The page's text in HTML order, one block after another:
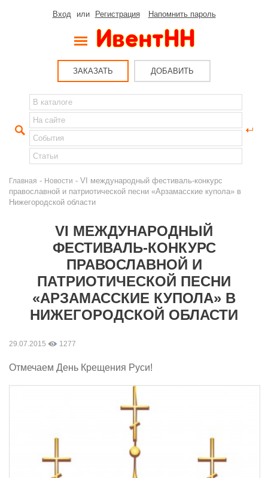
Вход или Регистрация Напомнить пароль
ЗАКАЗАТЬ ДОБАВИТЬ
Главная - Новости - VI международный фестиваль-конкурс
православной и патриотической песни «Арзамасские купола» в
Нижегородской области
VI МЕЖДУНАРОДНЫЙ
ФЕСТИВАЛЬ-КОНКУРС
ПРАВОСЛАВНОЙ И
ПАТРИОТИЧЕСКОЙ ПЕСНИ
«АРЗАМАССКИЕ КУПОЛА» В
НИЖЕГОРОДСКОЙ ОБЛАСТИ
29.07.2015 1277
Отмечаем День Крещения Руси!